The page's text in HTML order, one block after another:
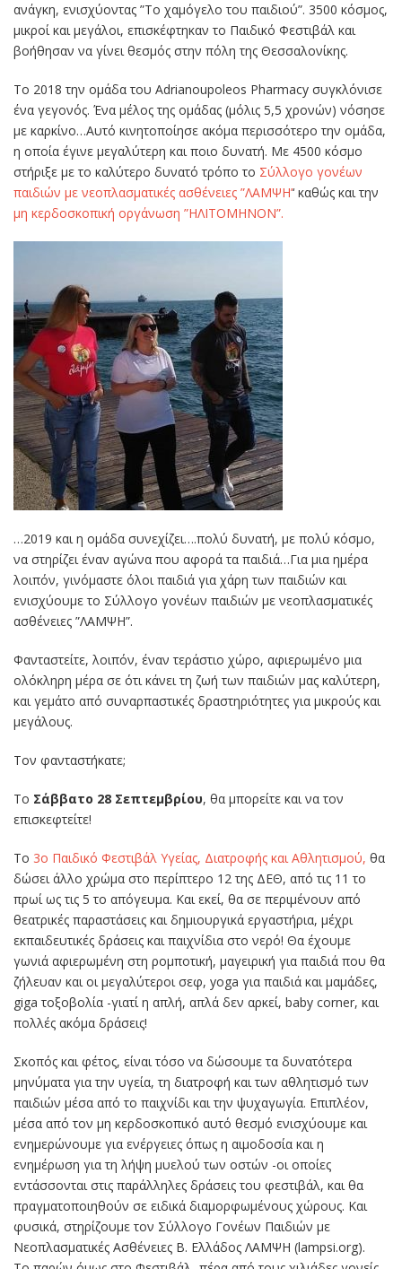
ανάγκη, ενισχύοντας ”Το χαμόγελο του παιδιού”. 3500 κόσμος,
μικροί και μεγάλοι, επισκέφτηκαν το Παιδικό Φεστιβάλ και
βοήθησαν να γίνει θεσμός στην πόλη της Θεσσαλονίκης.
Το 2018 την ομάδα του Adrianoupoleos Pharmacy συγκλόνισε
ένα γεγονός. Ένα μέλος της ομάδας (μόλις 5,5 χρονών) νόσησε
με καρκίνο…Αυτό κινητοποίησε ακόμα περισσότερο την ομάδα,
η οποία έγινε μεγαλύτερη και ποιο δυνατή. Με 4500 κόσμο
στήριξε με το καλύτερο δυνατό τρόπο το Σύλλογο γονέων
παιδιών με νεοπλασματικές ασθένειες ”ΛΑΜΨΗ’‘ καθώς και την
μη κερδοσκοπική οργάνωση ”ΗΛΙΤΟΜΗΝΟΝ”.
…2019 και η ομάδα συνεχίζει….πολύ δυνατή, με πολύ κόσμο,
να στηρίζει έναν αγώνα που αφορά τα παιδιά…Για μια ημέρα
λοιπόν, γινόμαστε όλοι παιδιά για χάρη των παιδιών και
ενισχύουμε το Σύλλογο γονέων παιδιών με νεοπλασματικές
ασθένειες ”ΛΑΜΨΗ”.
Φανταστείτε, λοιπόν, έναν τεράστιο χώρο, αφιερωμένο μια
ολόκληρη μέρα σε ότι κάνει τη ζωή των παιδιών μας καλύτερη,
και γεμάτο από συναρπαστικές δραστηριότητες για μικρούς και
μεγάλους.
Τον φανταστήκατε;
Το Σάββατο 28 Σεπτεμβρίου, θα μπορείτε και να τον
επισκεφτείτε!
Το 3ο Παιδικό Φεστιβάλ Υγείας, Διατροφής και Αθλητισμού, θα
δώσει άλλο χρώμα στο περίπτερο 12 της ΔΕΘ, από τις 11 το
πρωί ως τις 5 το απόγευμα. Και εκεί, θα σε περιμένουν από
θεατρικές παραστάσεις και δημιουργικά εργαστήρια, μέχρι
εκπαιδευτικές δράσεις και παιχνίδια στο νερό! Θα έχουμε
γωνιά αφιερωμένη στη ρομποτική, μαγειρική για παιδιά που θα
ζήλευαν και οι μεγαλύτεροι σεφ, yoga για παιδιά και μαμάδες,
giga τοξοβολία -γιατί η απλή, απλά δεν αρκεί, baby corner, και
πολλές ακόμα δράσεις!
Σκοπός και φέτος, είναι τόσο να δώσουμε τα δυνατότερα
μηνύματα για την υγεία, τη διατροφή και των αθλητισμό των
παιδιών μέσα από το παιχνίδι και την ψυχαγωγία. Επιπλέον,
μέσα από τον μη κερδοσκοπικό αυτό θεσμό ενισχύουμε και
ενημερώνουμε για ενέργειες όπως η αιμοδοσία και η
ενημέρωση για τη λήψη μυελού των οστών -οι οποίες
εντάσσονται στις παράλληλες δράσεις του φεστιβάλ, και θα
πραγματοποιηθούν σε ειδικά διαμορφωμένους χώρους. Και
φυσικά, στηρίζουμε τον Σύλλογο Γονέων Παιδιών με
Νεοπλασματικές Ασθένειες Β. Ελλάδος ΛΑΜΨΗ (lampsi.org).